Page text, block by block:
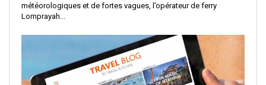
météorologiques et de fortes vagues, l’opérateur de ferry
Lomprayah...